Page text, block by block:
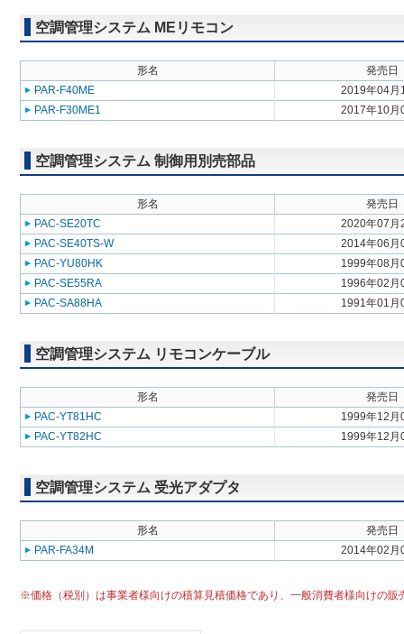
空調管理システム MEリモコン
形名
発売日
PAR-F40ME
2019年04月
PAR-F30ME1
2017年10月
空調管理システム 制御用別売部品
形名
発売日
PAC-SE20TC
2020年07月
PAC-SE40TS-W
2014年06月
PAC-YU80HK
1999年08月
PAC-SE55RA
1996年02月
PAC-SA88HA
1991年01月
空調管理システム リモコンケーブル
形名
発売日
PAC-YT81HC
1999年12月
PAC-YT82HC
1999年12月
空調管理システム 受光アダプタ
形名
発売日
PAR-FA34M
2014年02月
※価格（税別）は事業者様向けの積算見積価格であり、一般消費者様向けの販